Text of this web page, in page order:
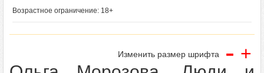
Возрастное ограничение: 18+
Изменить размер шрифта - +